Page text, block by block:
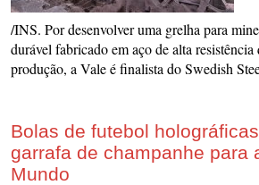
/INS. Por desenvolver uma grelha para
durável fabricado em aço de alta resistência
produção, a Vale é finalista do Swedish
Bolas de futebol
garrafa de champanhe para
Mundo